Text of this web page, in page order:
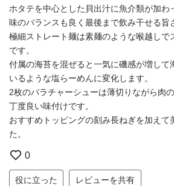
ホタテを中心とした貝出汁に魚介類が加わ
味のバランスも良く最後まで飲み干せる旨
極細ストレート麺は素麺のような喉越しで
です。
付属の海苔を混ぜると一気に磯感が増して
いるような塩らーめんに変化します。
2枚のバラチャーシューは薄切りながら肉
丁度良い味付けです。
おすすめトッピングの刻み長ねぎを加えて
た。
0
役に立った レビューを共有